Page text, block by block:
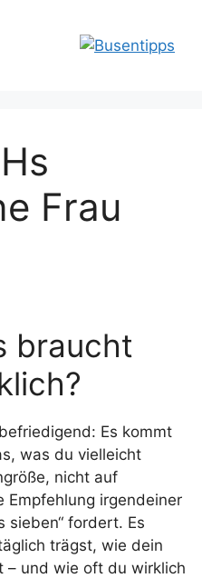
Frau
braucht
Es kommt
was du vielleicht
nicht auf
Empfehlung irgendeiner
sieben“ fordert. Es
trägst, wie dein
– und wie oft du wirklich